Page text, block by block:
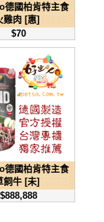
德國柏肯特主食
雞肉 [惠]
$70
德國柏肯特主食
飼牛 [未]
$888,888